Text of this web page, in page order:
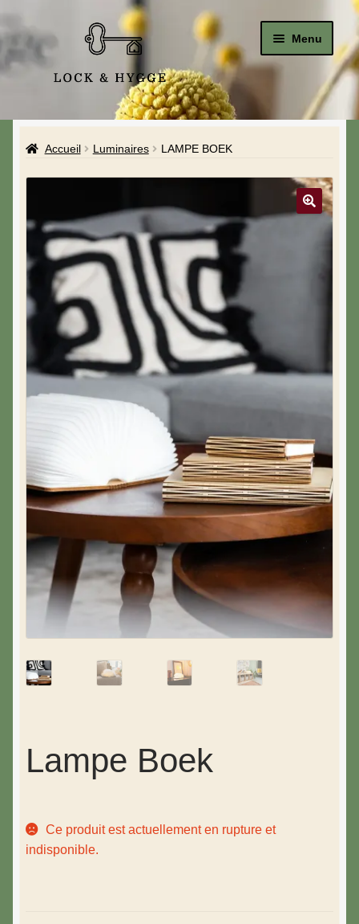
Menu
Le Studio
A propos de moi
Mon compte
Blog & Hygge
Accueil Luminaires LAMPE BOEK
Lampe Boek
Ce produit est actuellement en rupture et
indisponible.